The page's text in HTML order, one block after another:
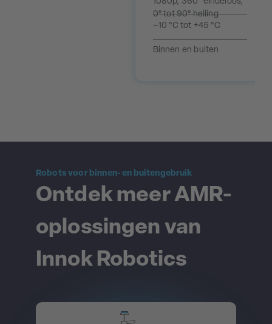
0° tot 90° helling
–10 °C tot +45 °C
Binnen en buiten
Robots voor binnen- en buitengebruik
Ontdek meer AMR-
oplossingen van
Innok Robotics